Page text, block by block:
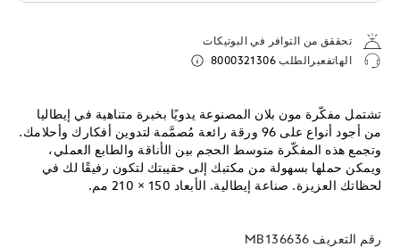
تحققق من التوافر في البوتيكات
الهاتفعبرالطلب 8000321306
تشتمل مفكّرة مون بلان المصنوعة يدويًا بخبرة متناهية في إيطاليا
من أجود أنواع على 96 ورقة رائعة مُصمَّمة لتدوين أفكارك وأحلامك.
وتجمع هذه المفكّرة متوسط الحجم بين الأناقة والطابع العملي،
ويمكن حملها بسهولة من مكتبك إلى حقيبتك لتكون رفيقًا لك في
لحظاتك العزيزة. صناعة إيطالية. الأبعاد 150 × 210 مم.
رقم التعريف MB136636